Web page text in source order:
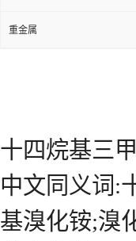
重金属
十四烷基三
中文同义词:
基溴化铵;溴